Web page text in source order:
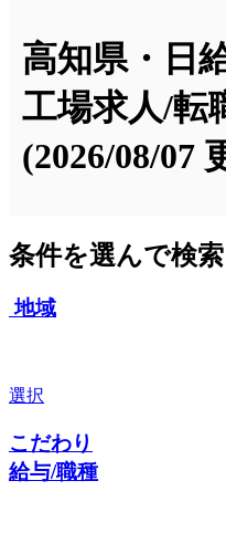
高知県・日
工場求人/転
(2026/08/07
条件を選んで検索
地域
選択
こだわり
給与/職種